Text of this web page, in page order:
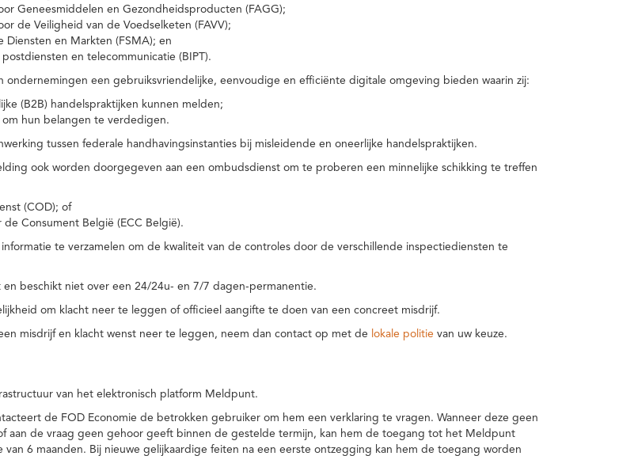
Geneesmiddelen en Gezondheidsproducten (FAGG);
de Veiligheid van de Voedselketen (FAVV);
Diensten en Markten (FSMA); en
en telecommunicatie (BIPT).
ondernemingen een gebruiksvriendelijke, eenvoudige en efficiënte digitale omgeving bieden waarin zij:
(B2B) handelspraktijken kunnen melden;
hun belangen te verdedigen.
tussen federale handhavingsinstanties bij misleidende en oneerlijke handelspraktijken.
ook worden doorgegeven aan een ombudsdienst om te proberen een minnelijke schikking te treffen
(COD); of
Consument België (ECC België).
te verzamelen om de kwaliteit van de controles door de verschillende inspectiediensten te
beschikt niet over een 24/24u- en 7/7 dagen-permanentie.
om klacht neer te leggen of officieel aangifte te doen van een concreet misdrijf.
misdrijf en klacht wenst neer te leggen, neem dan contact op met de lokale politie van uw keuze.
van het elektronisch platform Meldpunt.
de FOD Economie de betrokken gebruiker om hem een verklaring te vragen. Wanneer deze geen
aan de vraag geen gehoor geeft binnen de gestelde termijn, kan hem de toegang tot het Meldpunt
6 maanden. Bij nieuwe gelijkaardige feiten na een eerste ontzegging kan hem de toegang worden